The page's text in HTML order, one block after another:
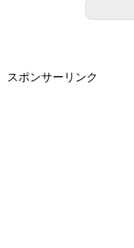
スポンサーリンク